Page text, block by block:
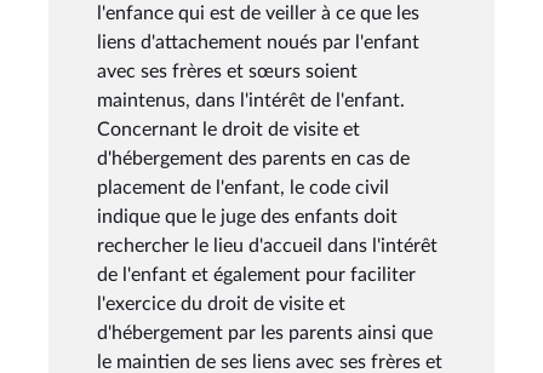
l'enfance qui est de veiller à ce que les
liens d'attachement noués par l'enfant
avec ses frères et sœurs soient
maintenus, dans l'intérêt de l'enfant.
Concernant le droit de visite et
d'hébergement des parents en cas de
placement de l'enfant, le code civil
indique que le juge des enfants doit
rechercher le lieu d'accueil dans l'intérêt
de l'enfant et également pour faciliter
l'exercice du droit de visite et
d'hébergement par les parents ainsi que
le maintien de ses liens avec ses frères et